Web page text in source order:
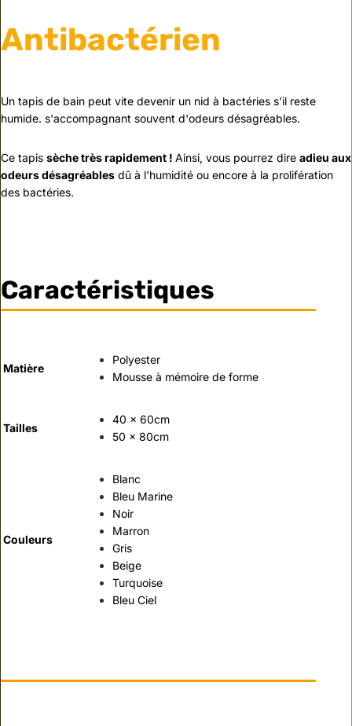
Antibactérien
Un tapis de bain peut vite devenir un nid à bactéries s'il reste
humide. s'accompagnant souvent d'odeurs désagréables.
Ce tapis sèche très rapidement ! Ainsi, vous pourrez dire adieu aux
odeurs désagréables dû à l'humidité ou encore à la prolifération
des bactéries.
Caractéristiques
Matière
Polyester
Mousse à mémoire de forme
Tailles
40 x 60cm
50 x 80cm
Couleurs
Blanc
Bleu Marine
Noir
Marron
Gris
Beige
Turquoise
Bleu Ciel